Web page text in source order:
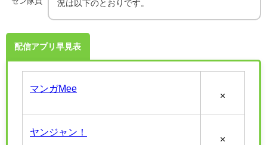
況は以下のとおりです。
配信アプリ早見表
マンガMee
×
ヤンジャン！
×